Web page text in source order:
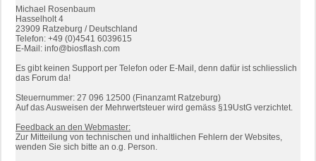
Michael Rosenbaum
Hasselholt 4
23909 Ratzeburg / Deutschland
Telefon: +49 (0)4541 6039615
E-Mail: info@biosflash.com
Es gibt keinen Support per Telefon oder E-Mail, denn dafür ist schliesslich
das Forum da!
Steuernummer: 27 096 12500 (Finanzamt Ratzeburg)
Auf das Ausweisen der Mehrwertsteuer wird gemäss §19UstG verzichtet.
Feedback an den Webmaster:
Zur Mitteilung von technischen und inhaltlichen Fehlern der Websites,
wenden Sie sich bitte an o.g. Person.